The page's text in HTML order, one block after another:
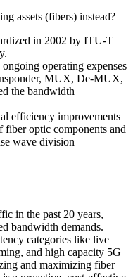
assets (fibers) instead?
in 2002 by ITU-T
operating expenses
MUX, De-MUX,
the bandwidth
efficiency improvements
optic components and
wave division
in the past 20 years,
bandwidth demands.
categories like live
and high capacity 5G
and maximizing fiber